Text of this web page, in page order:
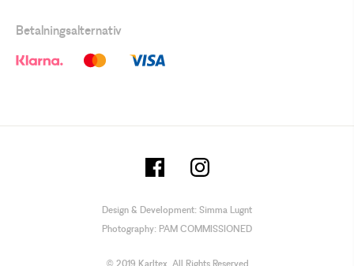
Betalningsalternativ
Design & Development: Simma Lugnt
Photography: PAM COMMISSIONED